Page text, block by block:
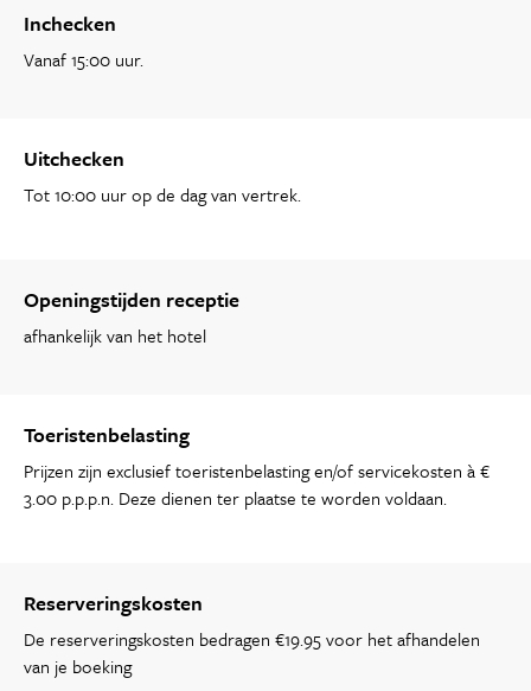
Inchecken
Vanaf 15:00 uur.
Uitchecken
Tot 10:00 uur op de dag van vertrek.
Openingstijden receptie
afhankelijk van het hotel
Toeristenbelasting
Prijzen zijn exclusief toeristenbelasting en/of servicekosten à €
3.00 p.p.p.n. Deze dienen ter plaatse te worden voldaan.
Reserveringskosten
De reserveringskosten bedragen €19.95 voor het afhandelen
van je boeking